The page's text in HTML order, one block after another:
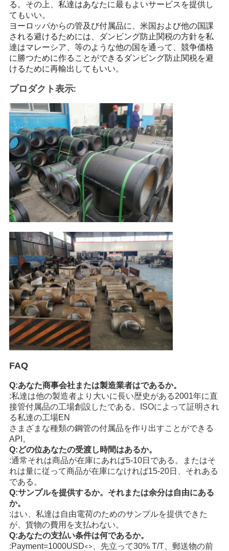
る。その上、私達はあなたに最もよいサービスを提供し
てもいい。
ヨーロッパからの管及び付属品に、米国および他の国課
される避けるためには、ダンビング防止関税の方針を私
達はマレーシア、等のような他の国を通って、競争価格
に勝つために作ることができるダンビング防止関税を避
けるために再輸出してもいい。
プロダクト表示:
FAQ
Q:あなた商事会社または製造業者はであるか。
:私達は他の製造者より大いに長い歴史がある2001年に直
接管付属品の工場創設したである。ISOによって証明され
る私達の工場EN
さまざまな種類の鋼管の付属品を作り出すことができる
API。
Q:どの位あなたの受渡し時間はあるか。
:通常それは商品が在庫にあれば5-10日である。またはそ
れは量に従って商品が在庫になければ15-20日、それある
である。
Q:サンプルを提供するか。それまたは余分は自由にある
か。
:はい、私達は自由電荷のためのサンプルを提供できた
が、貨物の費用を支払わない。
Q:あなたの支払い条件は何であるか。
:Payment=1000USD<> 、先立って30% T/T、郵送物の前